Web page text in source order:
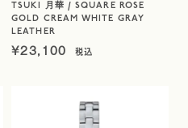
TSUKI 月華 / SQUARE ROSE
GOLD CREAM WHITE GRAY
LEATHER
¥23,100